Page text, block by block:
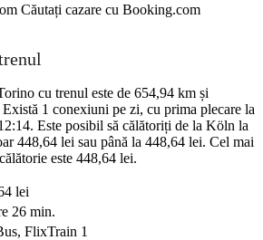
Căutați cazare cu Booking.com
cu trenul este de 654,94 km și
1 conexiuni pe zi, cu prima plecare la
Este posibil să călătoriți de la Köln la
448,64 lei sau până la 448,64 lei. Cel mai
este 448,64 lei.
lei
26 min.
FlixTrain 1